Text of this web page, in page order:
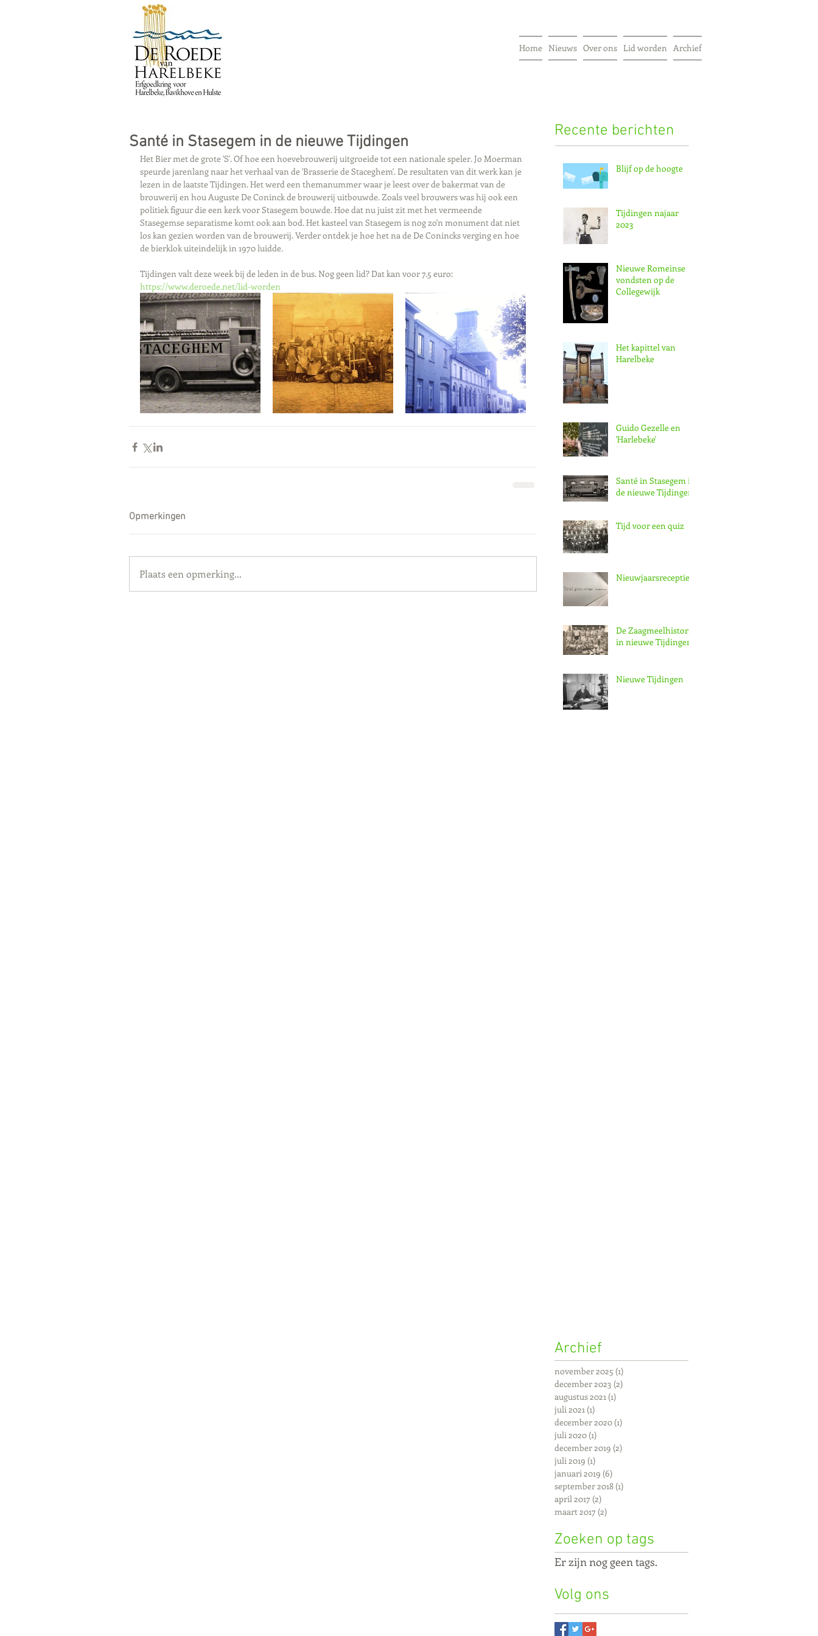
Home Nieuws Over ons Lid worden Archief
Santé in Stasegem in de nieuwe Tijdingen
Het Bier met de grote 'S'. Of hoe een hoevebrouwerij uitgroeide tot een nationale speler. Jo Moerman
speurde jarenlang naar het verhaal van de 'Brasserie de Staceghem'. De resultaten van dit werk kan je
lezen in de laatste Tijdingen. Het werd een themanummer waar je leest over de bakermat van de
brouwerij en hou Auguste De Coninck de brouwerij uitbouwde. Zoals veel brouwers was hij ook een
politiek figuur die een kerk voor Stasegem bouwde. Hoe dat nu juist zit met het vermeende
Stasegemse separatisme komt ook aan bod. Het kasteel van Stasegem is nog zo'n monument dat niet
los kan gezien worden van de brouwerij. Verder ontdek je hoe het na de De Conincks verging en hoe
de bierklok uiteindelijk in 1970 luidde.
Tijdingen valt deze week bij de leden in de bus. Nog geen lid? Dat kan voor 7.5 euro:
https://www.deroede.net/lid-worden
Opmerkingen
Plaats een opmerking...
Recente berichten
Blijf op de hoogte
Tijdingen najaar
2023
Nieuwe Romeinse
vondsten op de
Collegewijk
Het kapittel van
Harelbeke
Guido Gezelle en
'Harlebeke'
Santé in Stasegem in
de nieuwe Tijdingen
Tijd voor een quiz
Nieuwjaarsreceptie
De Zaagmeelhistorie
in nieuwe Tijdingen
Nieuwe Tijdingen
Archief
november 2025 (1)
december 2023 (2)
augustus 2021 (1)
juli 2021 (1)
december 2020 (1)
juli 2020 (1)
december 2019 (2)
juli 2019 (1)
januari 2019 (6)
september 2018 (1)
april 2017 (2)
maart 2017 (2)
Zoeken op tags
Er zijn nog geen tags.
Volg ons